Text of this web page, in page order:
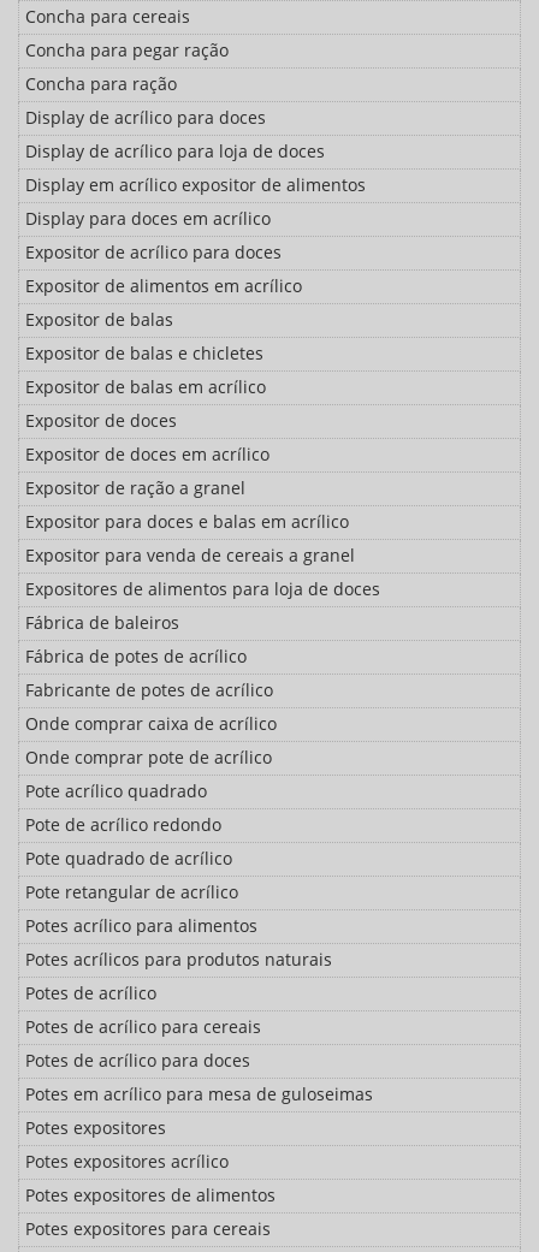
Concha para cereais
Concha para pegar ração
Concha para ração
Display de acrílico para doces
Display de acrílico para loja de doces
Display em acrílico expositor de alimentos
Display para doces em acrílico
Expositor de acrílico para doces
Expositor de alimentos em acrílico
Expositor de balas
Expositor de balas e chicletes
Expositor de balas em acrílico
Expositor de doces
Expositor de doces em acrílico
Expositor de ração a granel
Expositor para doces e balas em acrílico
Expositor para venda de cereais a granel
Expositores de alimentos para loja de doces
Fábrica de baleiros
Fábrica de potes de acrílico
Fabricante de potes de acrílico
Onde comprar caixa de acrílico
Onde comprar pote de acrílico
Pote acrílico quadrado
Pote de acrílico redondo
Pote quadrado de acrílico
Pote retangular de acrílico
Potes acrílico para alimentos
Potes acrílicos para produtos naturais
Potes de acrílico
Potes de acrílico para cereais
Potes de acrílico para doces
Potes em acrílico para mesa de guloseimas
Potes expositores
Potes expositores acrílico
Potes expositores de alimentos
Potes expositores para cereais